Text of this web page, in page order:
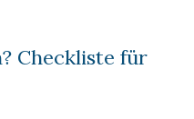
Checkliste für